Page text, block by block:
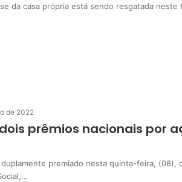
da casa própria está sendo resgatada neste
de 2022
prêmios nacionais por
premiado nesta quinta-feira, (08),